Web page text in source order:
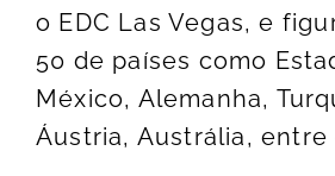
o EDC Las Vegas, e
50 de países como
México, Alemanha,
Áustria, Austrália, entre